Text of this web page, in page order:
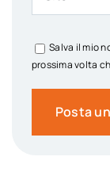
Salva il mio
prossima volta